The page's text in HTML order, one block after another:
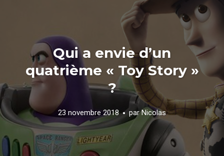
Qui a envie d’un
quatrième « Toy Story »
?
23 novembre 2018 parNicolas